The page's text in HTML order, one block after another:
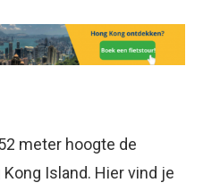
meter hoogte de
Island. Hier vind je